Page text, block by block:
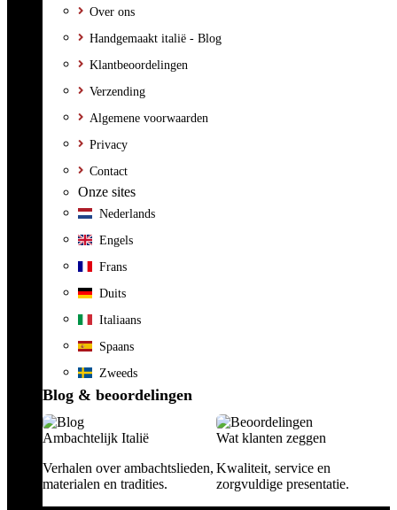
Over ons
Handgemaakt italië - Blog
Klantbeoordelingen
Verzending
Algemene voorwaarden
Privacy
Contact
Onze sites
Nederlands
Engels
Frans
Duits
Italiaans
Spaans
Zweeds
Blog & beoordelingen
Ambachtelijk Italië
Verhalen over ambachtslieden,
materialen en tradities.
Wat klanten zeggen
Kwaliteit, service en
zorgvuldige presentatie.